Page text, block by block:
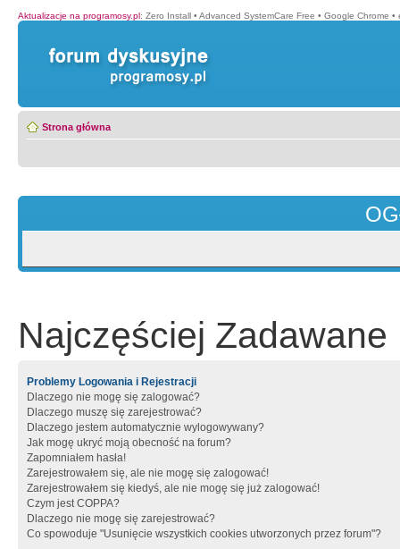
Aktualizacje na programosy.pl: Zero Install • Advanced SystemCare Free • Google Chrome •
Strona główna
Najczęściej Zadawane
Problemy Logowania i Rejestracji
Dlaczego nie mogę się zalogować?
Dlaczego muszę się zarejestrować?
Dlaczego jestem automatycznie wylogowywany?
Jak mogę ukryć moją obecność na forum?
Zapomniałem hasła!
Zarejestrowałem się, ale nie mogę się zalogować!
Zarejestrowałem się kiedyś, ale nie mogę się już zalogować!
Czym jest COPPA?
Dlaczego nie mogę się zarejestrować?
Co spowoduje "Usunięcie wszystkich cookies utworzonych przez forum"?